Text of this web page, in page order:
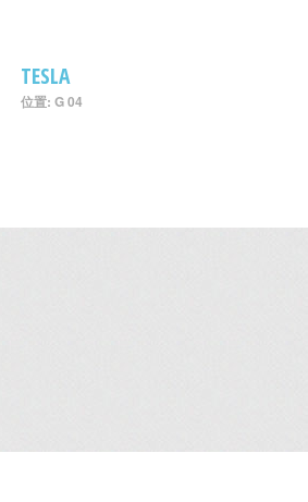
TESLA
位置: G 04